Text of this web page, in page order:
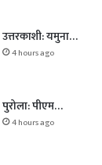
उत्तरकाशी: यमुना…
4 hours ago
पुरोला: पीएम…
4 hours ago